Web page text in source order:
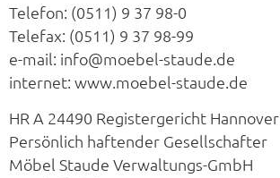
Telefon: (0511) 9 37 98-0
Telefax: (0511) 9 37 98-99
e-mail: info@moebel-staude.de
internet: www.moebel-staude.de
HR A 24490 Registergericht Hannover
Persönlich haftender Gesellschafter
Möbel Staude Verwaltungs-GmbH